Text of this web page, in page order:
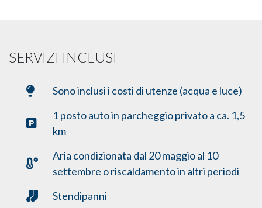
SERVIZI INCLUSI
Sono inclusi i costi di utenze (acqua e luce)
1 posto auto in parcheggio privato a ca. 1,5
km
Aria condizionata dal 20 maggio al 10
settembre o riscaldamento in altri periodi
Stendipanni